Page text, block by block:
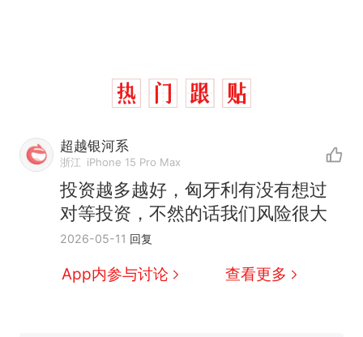
超越银河系
浙江 iPhone 15 Pro Max
投资越多越好，匈牙利有没有想过
对等投资，不然的话我们风险很大
2026-05-11 回复
App内参与讨论 查看更多
热 那个在床头放菜刀的女孩，
因老师一句“跟我回家”改写了
人生
新
费大厨“全国小炒肉大王”称
号，仅凭视频评出？中国烹饪
协会回应
台风"白海豚"中心附近最大风